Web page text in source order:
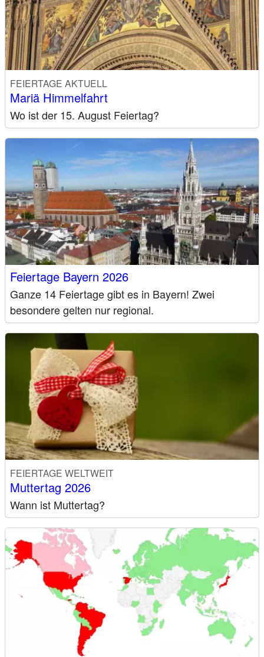
FEIERTAGE AKTUELL
Mariä Himmelfahrt
Wo ist der 15. August Feiertag?
Feiertage Bayern 2026
Ganze 14 Feiertage gibt es in Bayern! Zwei
besondere gelten nur regional.
FEIERTAGE WELTWEIT
Muttertag 2026
Wann ist Muttertag?